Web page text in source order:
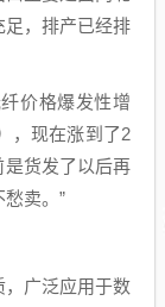
，排产已经排
价格爆发性增
，现在涨到了2
是货发了以后再
卖。”
广泛应用于数